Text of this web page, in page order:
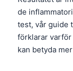
de
test, vår guide
förklarar
kan betyda